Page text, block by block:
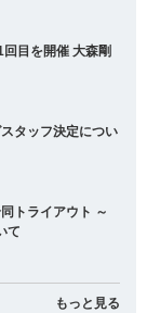
目を開催 大森剛
タッフ決定につい
トライアウト ～
て
もっと見る